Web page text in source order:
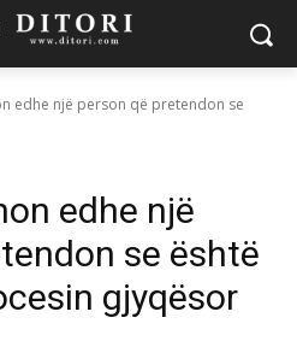
edhe një person që pretendon se
edhe një
se është
gjyqësor